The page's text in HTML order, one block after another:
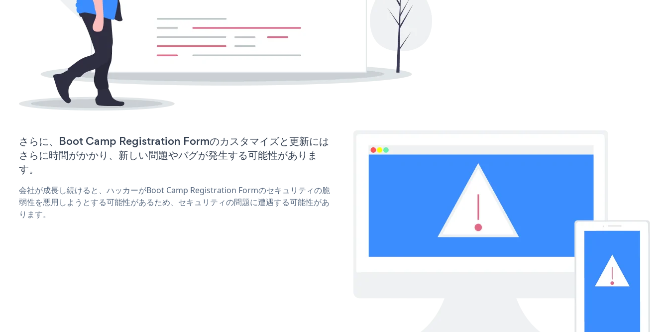
さらに、Boot Camp Registration Formのカスタマイズと更新には
さらに時間がかかり、新しい問題やバグが発生する可能性がありま
す。
会社が成長し続けると、ハッカーがBoot Camp Registration Formのセキュリティの脆
弱性を悪用しようとする可能性があるため、セキュリティの問題に遭遇する可能性があ
ります。